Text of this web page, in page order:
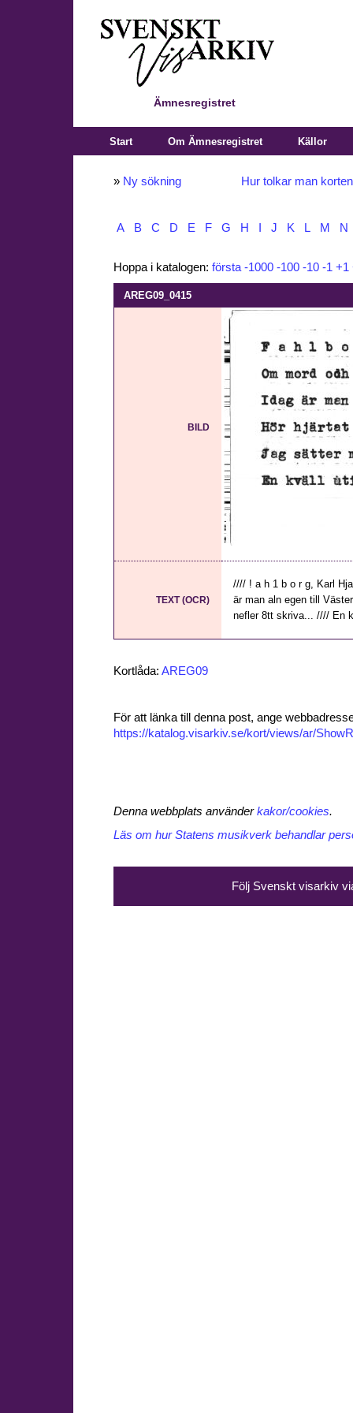
Ämnesregistret
Start Om Ämnesregistret Källor
» Ny sökning Hur tolkar man
A B C D E F G H J K L M N
Hoppa i katalogen: första -1000 -100 -10 -1 +1
AREG09_0415
BILD
TEXT (OCR)
//// ! a h 1 b o r g, Karl
är man aln egen till
nefler 8tt skriva... //// En
Kortlåda: AREG09
För att länka till denna post, ange
https://katalog.visarkiv.se/kort/views/ar/
Denna webbplats använderkakor/cookies.
Läs om hur Statens musikverk behandlar
Följ Svenskt visarkiv